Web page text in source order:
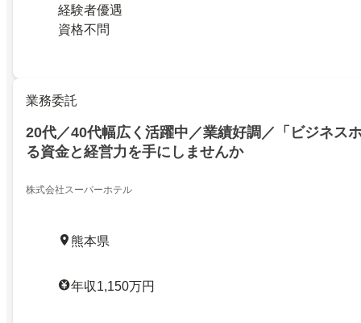
経験者優遇
資格不問
業務委託
20代／40代幅広く活躍中／業績好調／「ビジネス
る資金と経営力を手にしませんか
株式会社スーパーホテル
熊本県
年収1,150万円